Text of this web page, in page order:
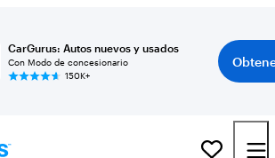
CarGurus: Autos nuevos y usados
Con Modo de concesionario
150K+